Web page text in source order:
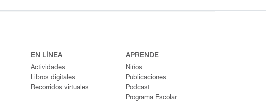
EN LÍNEA
Actividades
Libros digitales
Recorridos virtuales
APRENDE
Niños
Publicaciones
Podcast
Programa Escolar